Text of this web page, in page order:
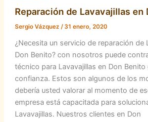
Reparación de Lavavajillas en
Sergio Vázquez /31 enero, 2020
¿Necesita un servicio de reparación de
Don Benito? con nosotros puede
técnico para Lavavajillas en Don
confianza. Estos son algunos de los
debería usted valorar al momento de
empresa está capacitada para
Lavavajillas. Nuestros clientes en Don